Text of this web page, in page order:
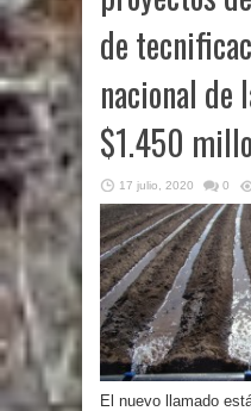
de
nacional de
$1.450
17 julio, 2020 0
El nuevo llamado